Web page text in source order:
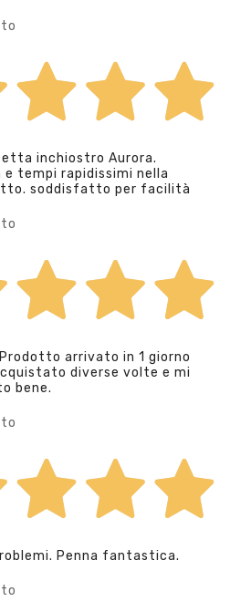
inchiostro Aurora.
e tempi rapidissimi nella
soddisfatto per facilità
arrivato in 1 giorno
diverse volte e mi
bene.
Penna fantastica.